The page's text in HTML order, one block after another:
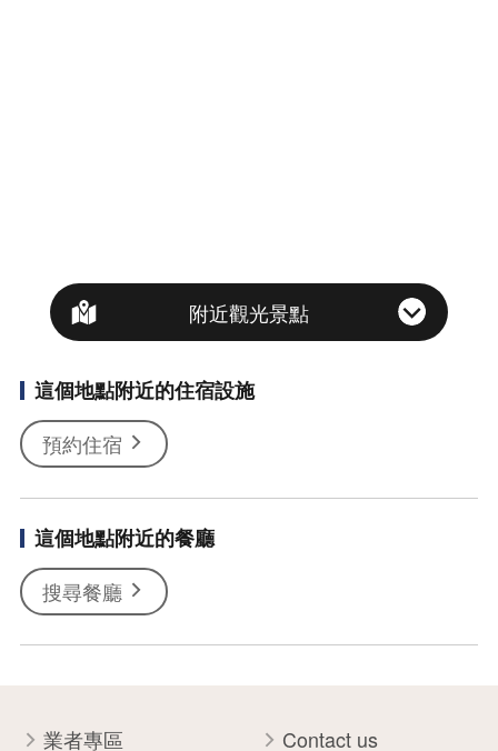
附近觀光景點
這個地點附近的住宿設施
預約住宿
這個地點附近的餐廳
搜尋餐廳
業者專區 Contact us